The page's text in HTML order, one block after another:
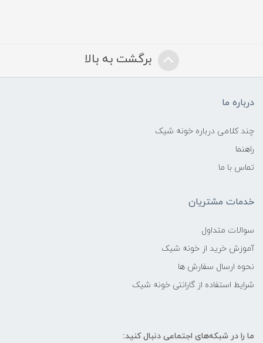
برگشت به بالا
درباره ما
چند کلامی درباره خونه شیک
راهنما
تماس با ما
خدمات مشتریان
سوالات متداول
آموزش خرید از خونه شیک
نحوه ارسال سفارش ها
شرایط استفاده از گارانتی خونه شیک
ما را در شبکه‌های اجتماعی دنبال کنید: